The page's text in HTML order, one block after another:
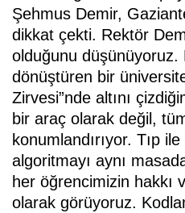
Şehmus Demir,
dikkat çekti. Rektör
olduğunu düşünüyoruz.
dönüştüren bir
Zirvesi”nde altını
bir araç olarak değil,
konumlandırıyor. Tıp
algoritmayı aynı
her öğrencimizin hakkı
olarak görüyoruz.